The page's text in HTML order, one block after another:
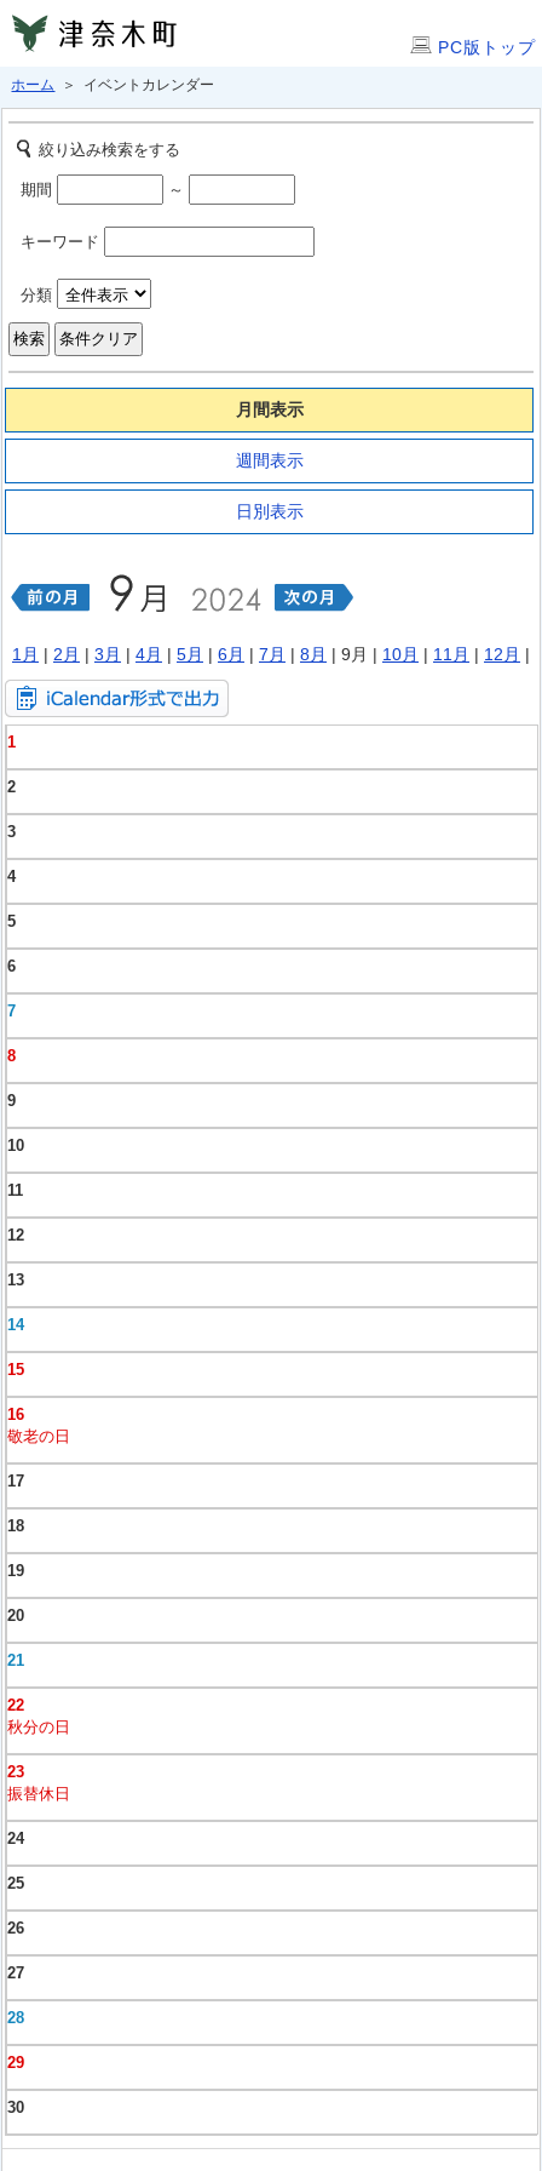
PC版トップ
ホーム ＞ イベントカレンダー
絞り込み検索をする
期間 ～
キーワード
分類
月間表示
週間表示
日別表示
1月 | 2月 | 3月 | 4月 | 5月 | 6月 | 7月 | 8月 | 9月 | 10月 | 11月 | 12月 |
1
2
3
4
5
6
7
8
9
10
11
12
13
14
15
16
敬老の日
17
18
19
20
21
22
秋分の日
23
振替休日
24
25
26
27
28
29
30